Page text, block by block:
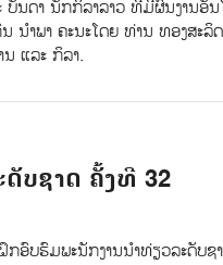
ນດາ ນັກກິລາລາວ ທີ່ມີຜົນງານອັນ
ນຳພາ ຄະນະໂດຍ ທ່ານ ທອງສະ
ແລະ ກິລາ.
ບຊາດ ຄັ້ງທີ 32
ອົບຮົມພະນັກງານນໍາທ່ຽວລະດັບຊ